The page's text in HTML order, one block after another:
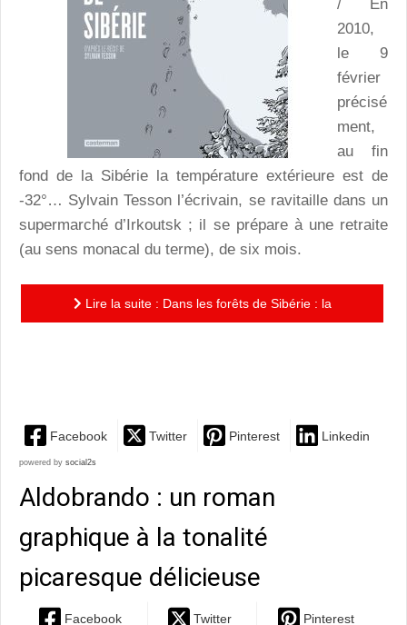
/ En
2010,
le 9
février
précisé
ment,
au fin
fond de la Sibérie la température extérieure est de
-32°… Sylvain Tesson l’écrivain, se ravitaille dans un
supermarché d’Irkoutsk ; il se prépare à une retraite
(au sens monacal du terme), de six mois.
Lire la suite : Dans les forêts de Sibérie : la
Facebook Twitter Pinterest Linkedin
powered by social2s
Aldobrando : un roman
graphique à la tonalité
picaresque délicieuse
Facebook Twitter Pinterest